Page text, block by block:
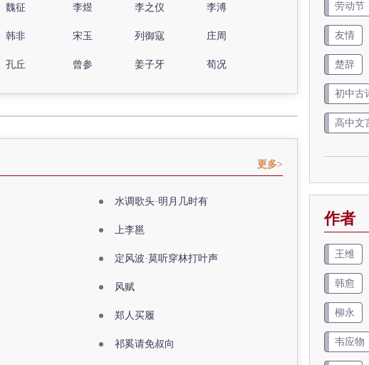
魏征 李煜 李之仪 李溥
韩非 宋玉 列御寇 庄周
孔丘 曾参 姜子牙 荀况
更多>
水调歌头·明月几时有
上李邕
定风波·莫听穿林打叶声
风赋
郑人买履
祁奚请免叔向
劳动节
友情
楚辞
初中古
高中文
作者
王维
韩愈
柳永
韦应物